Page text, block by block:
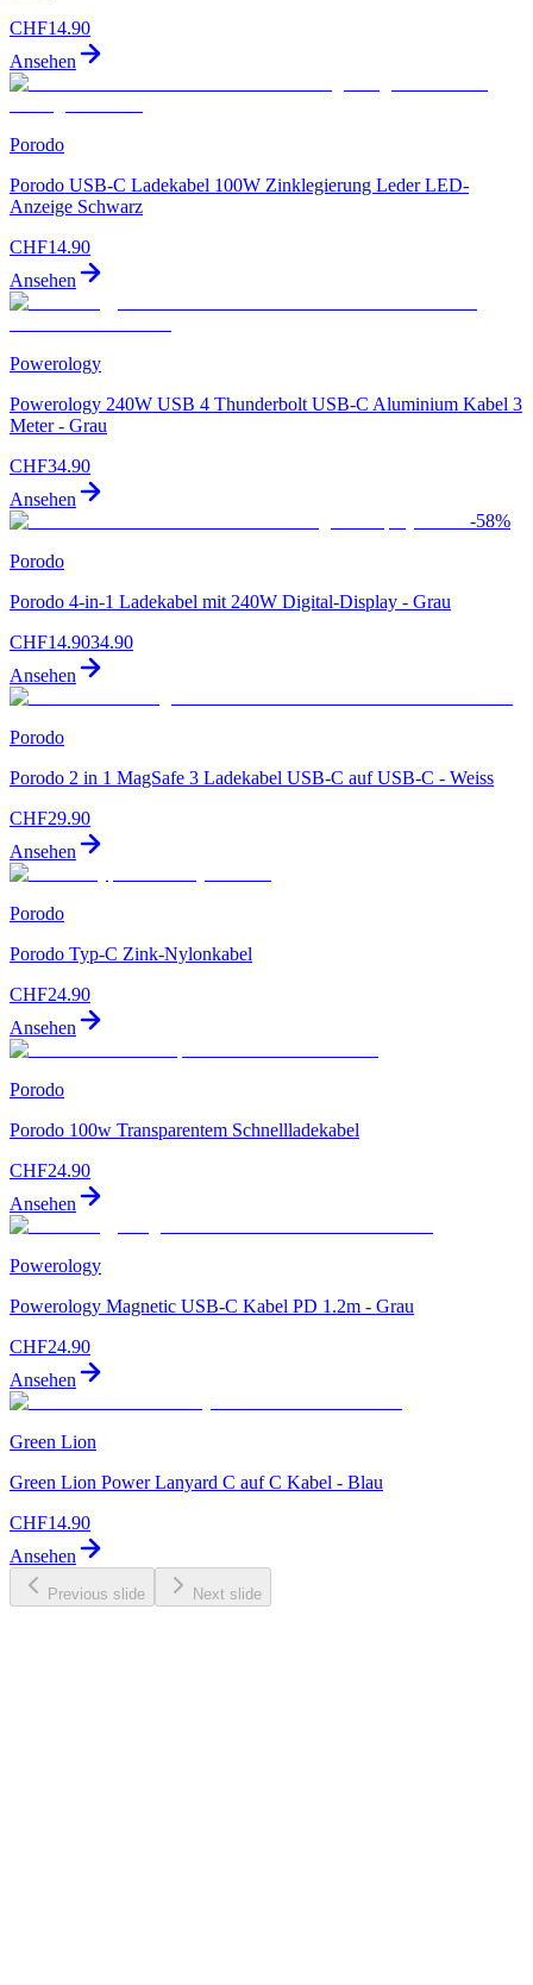
CHF14.90
Ansehen
Porodo
Porodo USB-C Ladekabel 100W Zinklegierung Leder LED-
Anzeige Schwarz
CHF14.90
Ansehen
Powerology
Powerology 240W USB 4 Thunderbolt USB-C Aluminium Kabel 3
Meter - Grau
CHF34.90
Ansehen
-58%
Porodo
Porodo 4-in-1 Ladekabel mit 240W Digital-Display - Grau
CHF14.9034.90
Ansehen
Porodo
Porodo 2 in 1 MagSafe 3 Ladekabel USB-C auf USB-C - Weiss
CHF29.90
Ansehen
Porodo
Porodo Typ-C Zink-Nylonkabel
CHF24.90
Ansehen
Porodo
Porodo 100w Transparentem Schnellladekabel
CHF24.90
Ansehen
Powerology
Powerology Magnetic USB-C Kabel PD 1.2m - Grau
CHF24.90
Ansehen
Green Lion
Green Lion Power Lanyard C auf C Kabel - Blau
CHF14.90
Ansehen
Previous slide Next slide